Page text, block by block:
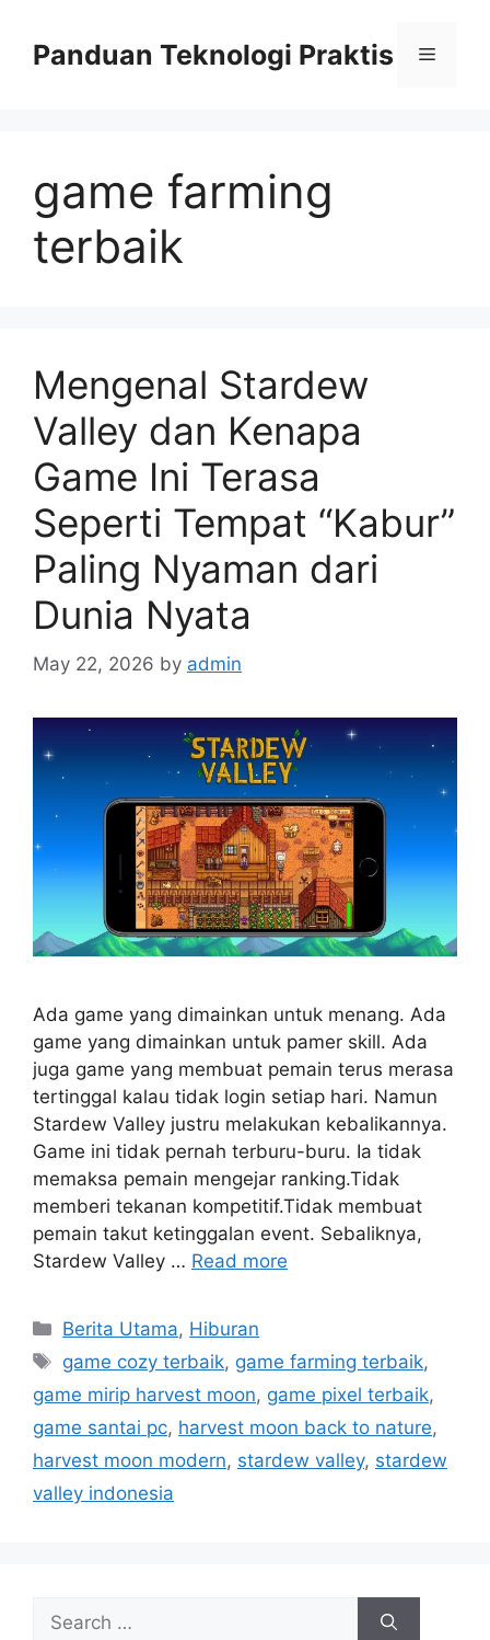
contentPanduan Teknologi Praktis Menu
game farming
terbaik
Mengenal Stardew
Valley dan Kenapa
Game Ini Terasa
Seperti Tempat “Kabur”
Paling Nyaman dari
Dunia Nyata
May 22, 2026 by admin
Ada game yang dimainkan untuk menang. Ada
game yang dimainkan untuk pamer skill. Ada
juga game yang membuat pemain terus merasa
tertinggal kalau tidak login setiap hari. Namun
Stardew Valley justru melakukan kebalikannya.
Game ini tidak pernah terburu-buru. Ia tidak
memaksa pemain mengejar ranking.Tidak
memberi tekanan kompetitif.Tidak membuat
pemain takut ketinggalan event. Sebaliknya,
Stardew Valley … Read more
C
t
e
g
o
r
Berita Utama, Hiburan
T
s
game cozy terbaik, game farming terbaik,
game mirip harvest moon, game pixel terbaik,
game santai pc, harvest moon back to nature,
harvest moon modern, stardew valley, stardew
valley indonesia